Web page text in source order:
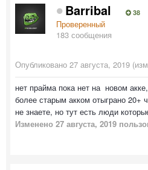
Barribal 38
Проверенный
183 сообщения
Опубликовано 27 августа, 2019
нет прайма пока нет на новом
более старым акком отыграно 20+
не знаете, но тут есть люди
Изменено 27 августа, 2019